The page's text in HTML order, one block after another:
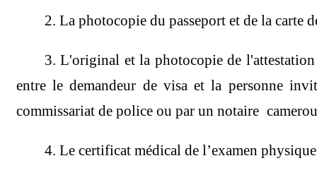
2. La photocopie du passeport et de la carte
3. L'original et la photocopie de
entre le demandeur de visa et la personne
commissariat de police ou par un notaire
4. Le certificat médical de l’examen